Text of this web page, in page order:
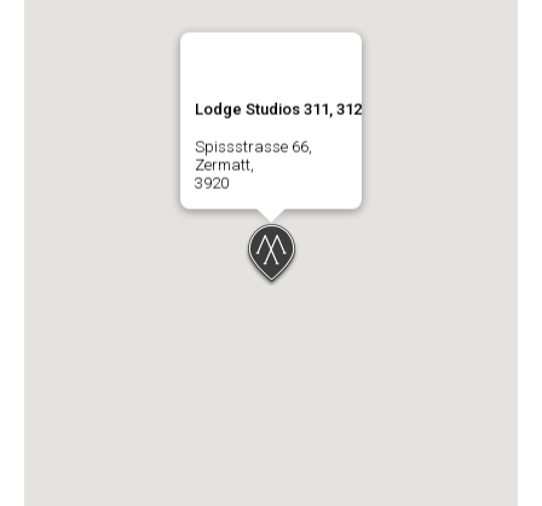
Lodge Studios 311, 312
Spissstrasse 66,
Zermatt,
3920